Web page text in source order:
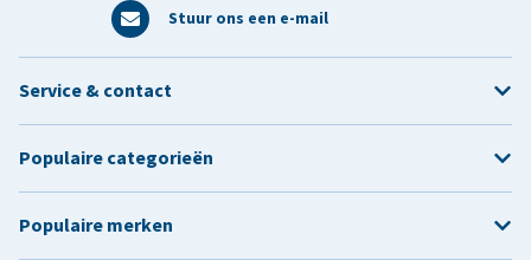
Stuur ons een e-mail
Service & contact
Populaire categorieën
Populaire merken